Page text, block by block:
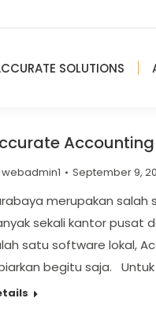
SOLUTIONS
webadmin1 September 9,
merupakan salah
sekali kantor pusat
satu software lokal,
begitu saja.